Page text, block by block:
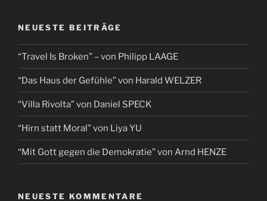
NEUESTE BEITRÄGE
“Travel Is Broken” – von Philipp LAAGE
“Das Haus der Gefühle” von Harald WELZER
“Villa Rivolta” von Daniel SPECK
“Hirn statt Moral” von Liya YU
“Mit Gott gegen die Demokratie” von Arnd HENZE
NEUESTE KOMMENTARE